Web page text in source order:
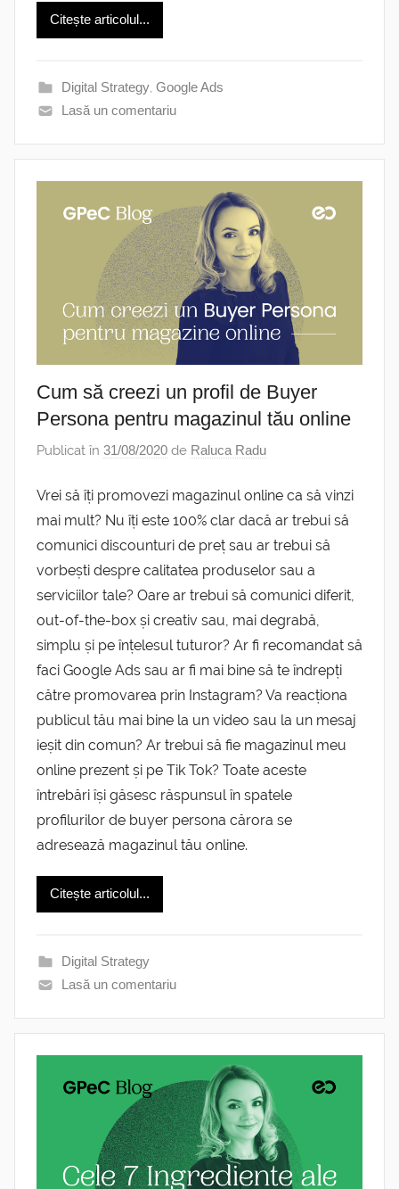
Citește articolul...
Digital Strategy, Google Ads
Lasă un comentariu
Cum să creezi un profil de Buyer
Persona pentru magazinul tău online
Publicat în 31/08/2020 de Raluca Radu
Vrei să îți promovezi magazinul online ca să vinzi
mai mult? Nu îți este 100% clar dacă ar trebui să
comunici discounturi de preț sau ar trebui să
vorbești despre calitatea produselor sau a
serviciilor tale? Oare ar trebui să comunici diferit,
out-of-the-box și creativ sau, mai degrabă,
simplu și pe înțelesul tuturor? Ar fi recomandat să
faci Google Ads sau ar fi mai bine să te îndrepți
către promovarea prin Instagram? Va reacționa
publicul tău mai bine la un video sau la un mesaj
ieșit din comun? Ar trebui să fie magazinul meu
online prezent și pe Tik Tok? Toate aceste
întrebări își găsesc răspunsul în spatele
profilurilor de buyer persona cărora se
adresează magazinul tău online.
Citește articolul...
Digital Strategy
Lasă un comentariu